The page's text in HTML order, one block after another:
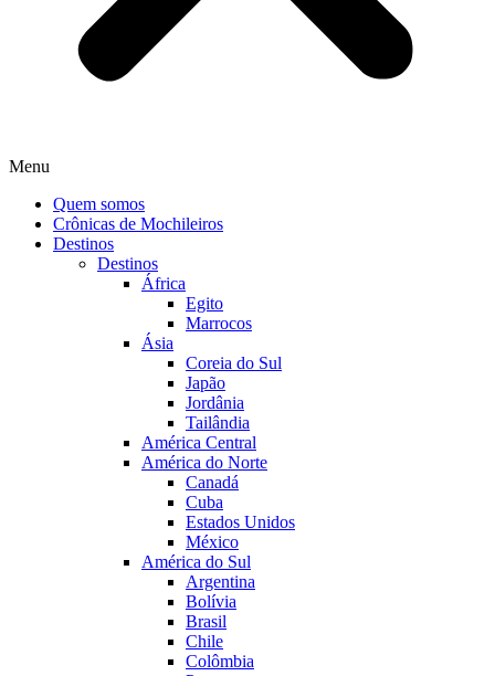
Menu
Quem somos
Crônicas de Mochileiros
Destinos
Destinos
África
Egito
Marrocos
Ásia
Coreia do Sul
Japão
Jordânia
Tailândia
América Central
América do Norte
Canadá
Cuba
Estados Unidos
México
América do Sul
Argentina
Bolívia
Brasil
Chile
Colômbia